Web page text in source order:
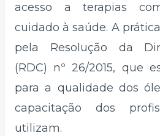
acesso a terapias
cuidado à saúde. A
pela Resolução da
(RDC) nº 26/2015, que
para a qualidade dos
capacitação dos
utilizam.